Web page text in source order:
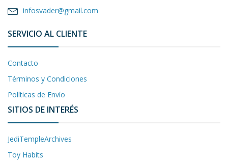
infosvader@gmail.com
SERVICIO AL CLIENTE
Contacto
Términos y Condiciones
Políticas de Envío
SITIOS DE INTERÉS
JediTempleArchives
Toy Habits